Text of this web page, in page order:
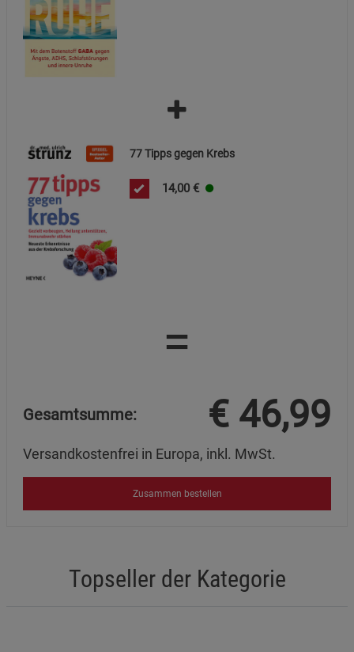
77 Tipps gegen Krebs
14,00 €
=
Gesamtsumme: € 46,99
Versandkostenfrei in Europa, inkl. MwSt.
Zusammen bestellen
Topseller der Kategorie